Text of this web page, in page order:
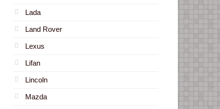
Lada
Land Rover
Lexus
Lifan
Lincoln
Mazda